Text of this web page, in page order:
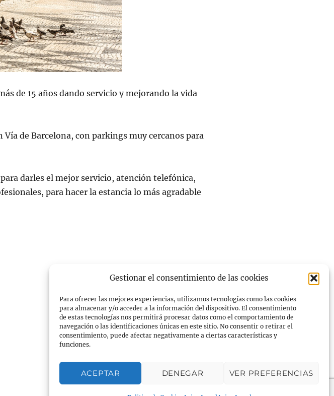
Gestionar el consentimiento de las cookies
Para ofrecer las mejores experiencias, utilizamos tecnologías como las cookies
para almacenar y/o acceder a la información del dispositivo. El consentimiento
de estas tecnologías nos permitirá procesar datos como el comportamiento de
navegación o las identificaciones únicas en este sitio. No consentir o retirar el
consentimiento, puede afectar negativamente a ciertas características y
funciones.
ACEPTAR DENEGAR VER PREFERENCIAS
de 15 años dando servicio y mejorando la vida
de Barcelona, con parkings muy cercanos para
darles el mejor servicio, atención telefónica,
para hacer la estancia lo más agradable